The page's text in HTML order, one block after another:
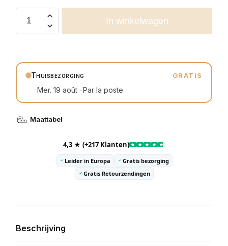
In winkelwagen
Thuisbezorging GRATIS
Mer. 19 août · Par la poste
Maattabel
4,3 ★ (+217 Klanten)
Leider in Europa
Gratis bezorging
Gratis Retourzendingen
Beschrijving